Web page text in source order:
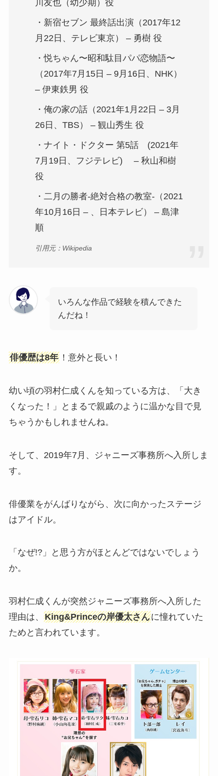
川友也（幼少期）役
・新宿セブン 最終話出演（2017年12
月22日、テレビ東京） – 勇樹 役
・悦ちゃん〜昭和駄目パパ恋物語〜
（2017年7月15日 – 9月16日、NHK）
– 伊東鉄男 役
・俺の家の話（2021年1月22日 – 3月
26日、TBS） – 観山秀生 役
・ナイト・ドクター 第5話 (2021年
7月19日、フジテレビ) – 秋山和樹
役
・二月の勝者-絶対合格の教室-（2021
年10月16日 – 、日本テレビ） – 島津
順
引用元：Wikipedia
いろんな作品で経験を積んできた
んだね！
俳優歴は8年！意外と長い！
幼い頃の羽村仁成くんを知っている方は、「大き
くなった！」とまるで親戚のように温かな目で見
ちゃうかもしれませんね。
そして、2019年7月、ジャニーズ事務所へ入所しま
す。
俳優業をがんばりながら、次に向かったステージ
はアイドル。
「なぜ!?」と思う方がほとんどではないでしょう
か。
羽村仁成くんが突然ジャニーズ事務所へ入所した
理由は、 King&Princeの岸優太さんに憧れていた
ためと言われています。